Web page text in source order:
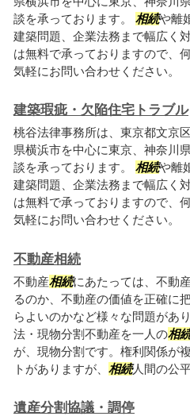
談を承っております。 相続や離
建築問題、企業法務まで幅広く
は無料で承っておりますので、
気軽にお問い合わせください。
建築瑕疵・欠陥住宅トラブル
桃谷法律事務所は、東京都文京
県横浜市を中心に東京、神奈川
談を承っております。 相続や離
建築問題、企業法務まで幅広く
は無料で承っておりますので、
気軽にお問い合わせください。
不動産相続
不動産相続にあたっては、不動
るのか、不動産の価値を正確に
らよいのかなど様々な問題があ
法・現物分割不動産を一人の相
が、現物分割です。権利関係が
トがありますが、 相続人間の公
遺産分割協議・調停